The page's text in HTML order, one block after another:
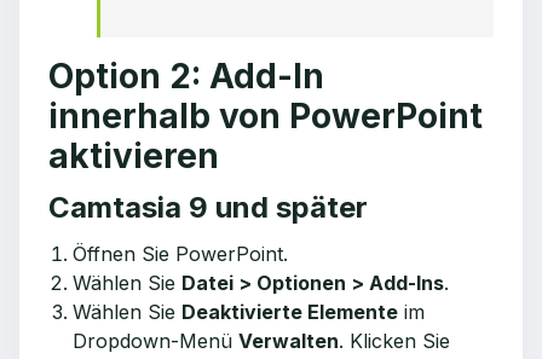
Option 2: Add-In
innerhalb von PowerPoint
aktivieren
Camtasia 9 und später
Öffnen Sie PowerPoint.
Wählen Sie Datei > Optionen > Add-Ins.
Wählen Sie Deaktivierte Elemente im
Dropdown-Menü Verwalten. Klicken Sie